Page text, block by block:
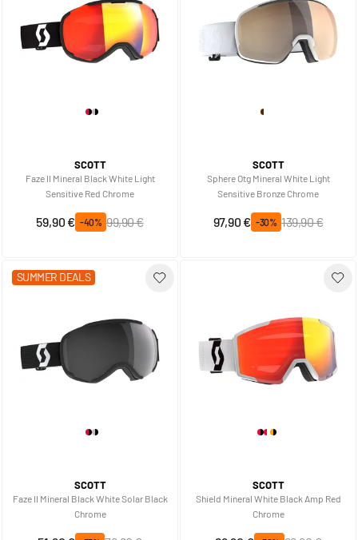
SCOTT
Faze II Mineral Black White Light
Sensitive Red Chrome
Prix spécial
59,90 € -40%
Prix normal
99,90 €
SCOTT
Sphere Otg Mineral White Light
Sensitive Bronze Chrome
Prix spécial
97,90 € -30%
Prix normal
139,90 €
SUMMER DEALS
SCOTT
Faze II Mineral Black White Solar Black
Chrome
SCOTT
Shield Mineral White Black Amp Red
Chrome